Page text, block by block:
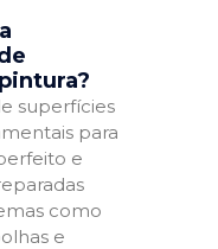
superfícies
para
e
como
e